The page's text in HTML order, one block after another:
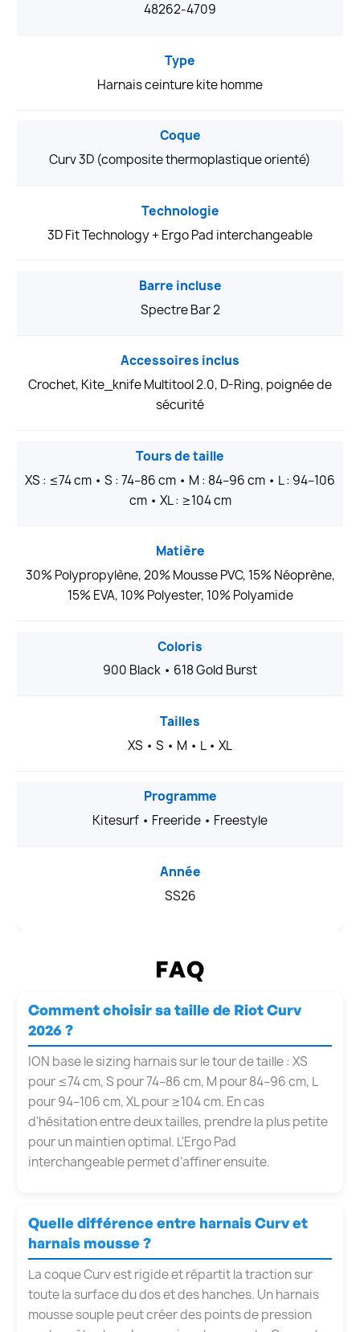
48262-4709
Type
Harnais ceinture kite homme
Coque
Curv 3D (composite thermoplastique orienté)
Technologie
3D Fit Technology + Ergo Pad interchangeable
Barre incluse
Spectre Bar 2
Accessoires inclus
Crochet, Kite_knife Multitool 2.0, D-Ring, poignée de
sécurité
Tours de taille
XS : ≤74 cm • S : 74–86 cm • M : 84–96 cm • L : 94–106
cm • XL : ≥104 cm
Matière
30% Polypropylène, 20% Mousse PVC, 15% Néoprène,
15% EVA, 10% Polyester, 10% Polyamide
Coloris
900 Black • 618 Gold Burst
Tailles
XS • S • M • L • XL
Programme
Kitesurf • Freeride • Freestyle
Année
SS26
FAQ
Comment choisir sa taille de Riot Curv
2026 ?
ION base le sizing harnais sur le tour de taille : XS
pour ≤74 cm, S pour 74–86 cm, M pour 84–96 cm, L
pour 94–106 cm, XL pour ≥104 cm. En cas
d'hésitation entre deux tailles, prendre la plus petite
pour un maintien optimal. L'Ergo Pad
interchangeable permet d'affiner ensuite.
Quelle différence entre harnais Curv et
harnais mousse ?
La coque Curv est rigide et répartit la traction sur
toute la surface du dos et des hanches. Un harnais
mousse souple peut créer des points de pression